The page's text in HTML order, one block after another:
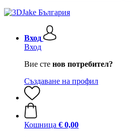
Вход
Вход
Вие сте нов потребител?
Създаване на профил
Кошница € 0,00